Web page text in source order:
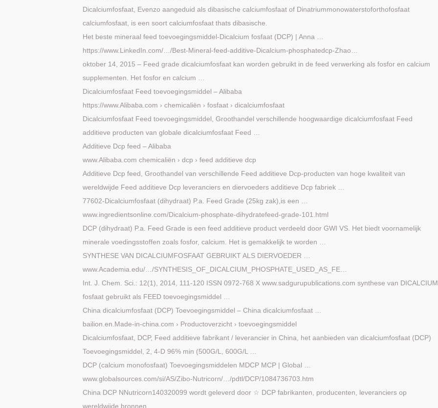
Dicalciumfosfaat, Evenzo aangeduid als dibasische calciumfosfaat of Dinatriummonowaterstoforthofosfaat
calciumfosfaat, is een soort calciumfosfaat thats dibasische.
Het beste mineraal feed toevoegingsmiddel-Dicalcium fosfaat (DCP) | Anna …
https://www.LinkedIn.com/…/Best-Mineral-feed-additive-Dicalcium-phosphatedcp-Zhao…
oktober 14, 2015 – Feed grade dicalciumfosfaat kan worden gebruikt in de feed verwerking als fosfor en calcium
supplementen. Het fosfor en calcium …
Dicalciumfosfaat Feed toevoegingsmiddel – Alibaba
https://www.Alibaba.com › chemicaliën › fosfaat › dicalciumfosfaat
Dicalciumfosfaat Feed toevoegingsmiddel, Groothandel verschillende hoogwaardige dicalciumfosfaat Feed
additieve producten van globale dicalciumfosfaat Feed …
Additieve Dcp feed – Alibaba
www.Alibaba.com chemicaliën › dcp › feed additieve dcp
Additieve Dcp feed, Groothandel van verschillende Feed additieve Dcp-producten van hoge kwaliteit van
wereldwijde Feed additieve Dcp leveranciers en diervoeders additieve Dcp fabriek …
77602-Dicalciumfosfaat (dihydraat) P.a. Feed Grade (25kg zak),is een …
www.ingredientsonline.com/Dicalcium-phosphate-dihydratefeed-grade-101.html
DCP (dihydraat) P.a. Feed Grade is een feed additieve product verdeeld door GWI VS. Het biedt voornamelijk
minerale voedingsstoffen zoals fosfor, calcium. Het is gemakkelijk te worden …
SYNTHESE VAN DICALCIUMFOSFAAT GEBRUIKT ALS DIERVOEDER …
www.Academia.edu/…/SYNTHESIS_OF_DICALCIUM_PHOSPHATE_USED_AS_FE…
Int. J. Chem. Sci.: 12(1), 2014, 111-120 ISSN 0972-768 X www.sadgurupublications.com synthese van DICALCIUM
fosfaat gebruikt als FEED toevoegingsmiddel …
China dicalciumfosfaat (DCP) Toevoegingsmiddel – China dicalciumfosfaat …
bailion.en.Made-in-china.com › Productoverzicht › toevoegingsmiddel
Dicalciumfosfaat, DCP, Feed additieve fabrikant / leverancier in China, het aanbieden van dicalciumfosfaat (DCP)
Toevoegingsmiddel, 2, 4-D 96% min (500G/L, 600G/L …
DCP (calcium monofosfaat) Toevoegingsmiddelen MDCP MCP | Global …
www.globalsources.com/si/AS/Zibo-Nutricorn/…/pdtl/DCP/1084736703.htm
China DCP NNutricorn140320099 wordt geleverd door ☆ DCP fabrikanten, producenten, leveranciers op
wereldwijde bronnen.